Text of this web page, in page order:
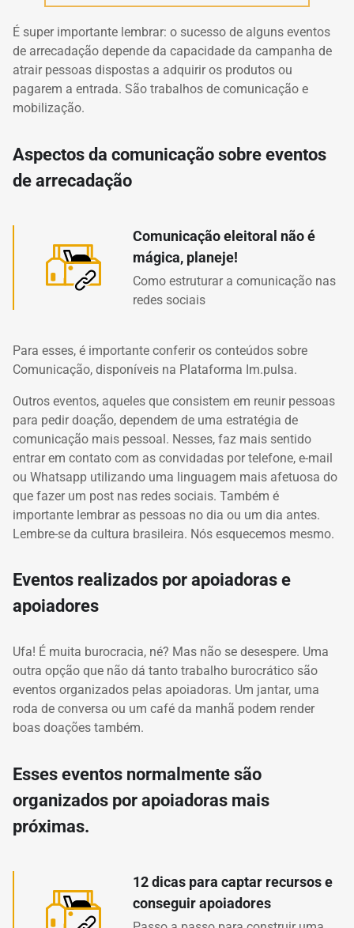
É super importante lembrar: o sucesso de alguns eventos
de arrecadação depende da capacidade da campanha de
atrair pessoas dispostas a adquirir os produtos ou
pagarem a entrada. São trabalhos de comunicação e
mobilização.
Aspectos da comunicação sobre eventos
de arrecadação
Comunicação eleitoral não é
mágica, planeje!
Como estruturar a comunicação nas
redes sociais
Para esses, é importante conferir os conteúdos sobre
Comunicação, disponíveis na Plataforma Im.pulsa.
Outros eventos, aqueles que consistem em reunir pessoas
para pedir doação, dependem de uma estratégia de
comunicação mais pessoal. Nesses, faz mais sentido
entrar em contato com as convidadas por telefone, e-mail
ou Whatsapp utilizando uma linguagem mais afetuosa do
que fazer um post nas redes sociais. Também é
importante lembrar as pessoas no dia ou um dia antes.
Lembre-se da cultura brasileira. Nós esquecemos mesmo.
Eventos realizados por apoiadoras e
apoiadores
Ufa! É muita burocracia, né? Mas não se desespere. Uma
outra opção que não dá tanto trabalho burocrático são
eventos organizados pelas apoiadoras. Um jantar, uma
roda de conversa ou um café da manhã podem render
boas doações também.
Esses eventos normalmente são
organizados por apoiadoras mais
próximas.
12 dicas para captar recursos e
conseguir apoiadores